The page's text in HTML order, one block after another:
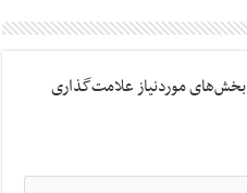
بخش‌های موردنیاز علامت‌گذاری